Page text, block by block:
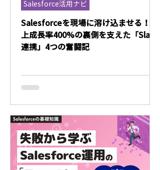
Salesforceを現場に溶け込ませる！売
上成長率400%の裏側を支えた「Slack
連携」4つの奮闘記
Salesforce活用ナビ